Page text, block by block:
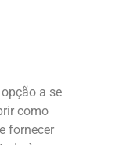
a se
como
fornecer